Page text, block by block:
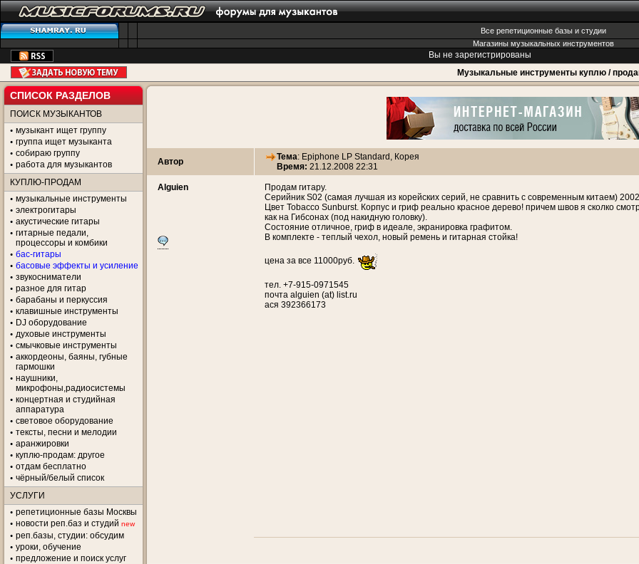
Все репетиционные базы и студии
Магазины музыкальных инструментов
Вы не зарегистрированы
Музыкальные инструменты куплю /
СПИСОК РАЗДЕЛОВ
ПОИСК МУЗЫКАНТОВ
музыкант ищет группу
группа ищет музыканта
собираю группу
работа для музыкантов
КУПЛЮ-ПРОДАМ
музыкальные инструменты
электрогитары
акустические гитары
гитарные педали,
процессоры и комбики
бас-гитары
басовые эффекты и усиление
звукосниматели
разное для гитар
барабаны и перкуссия
клавишные инструменты
DJ оборудование
духовые инструменты
смычковые инструменты
аккордеоны, баяны, губные
гармошки
наушники,
микрофоны,радиосистемы
концертная и студийная
аппаратура
световое оборудование
тексты, песни и мелодии
аранжировки
куплю-продам: другое
отдам бесплатно
чёрный/белый список
УСЛУГИ
репетиционные базы Москвы
новости реп.баз и студий new
реп.базы, студии: обсудим
уроки, обучение
предложение и поиск услуг
Автор Тема: Epiphone LP Standard, Корея
Время: 21.12.2008 22:31
Alguien
Продам гитару.
Серийник S02 (самая лучшая из корейских серий, не сравнить с современным китаем)
Цвет Tobacco Sunburst. Корпус и гриф реально красное дерево! причем швов я сколко
как на Гибсонах (под накидную головку).
Состояние отличное, гриф в идеале, экранировка графитом.
В комплекте - теплый чехол, новый ремень и гитарная стойка!
цена за все 11000руб.
тел. +7-915-0971545
почта alguien (at) list.ru
ася 392366173